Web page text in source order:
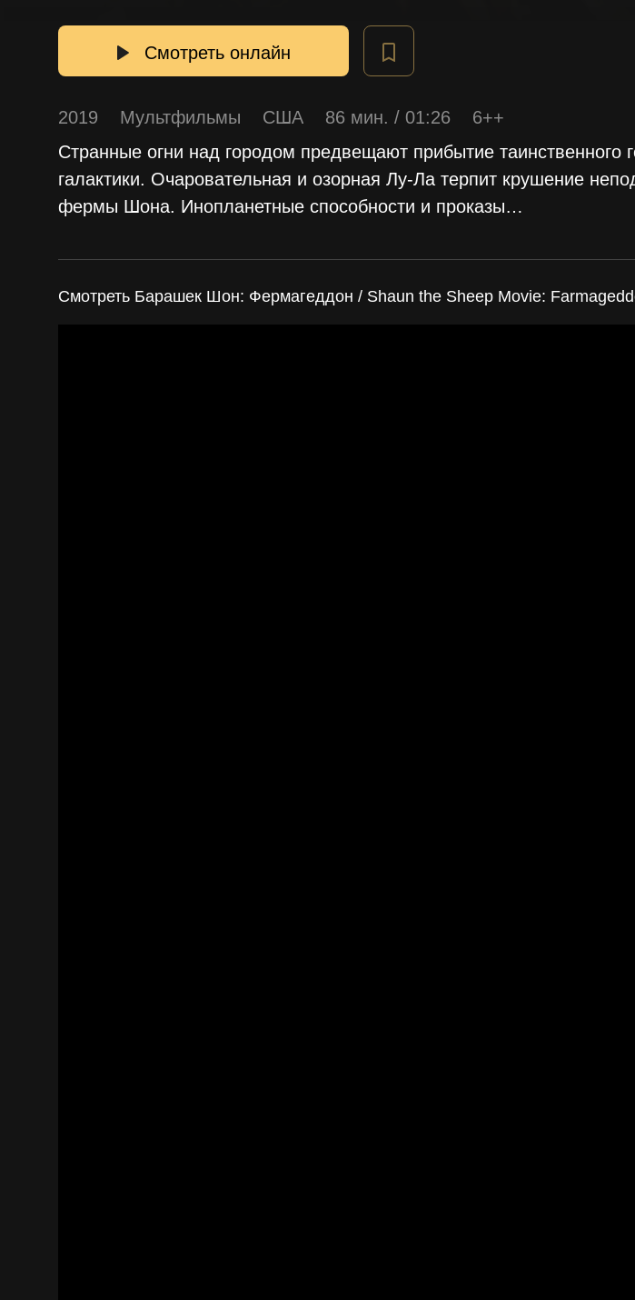
Смотреть онлайн
2019 Мультфильмы США 86 мин. / 01:26
6++
Странные огни над городом предвещают прибытие таинственного
галактики. Очаровательная и озорная Лу-Ла терпит крушение
фермы Шона. Инопланетные способности и проказы…
Смотреть Барашек Шон: Фермагеддон / Shaun the Sheep Movie: